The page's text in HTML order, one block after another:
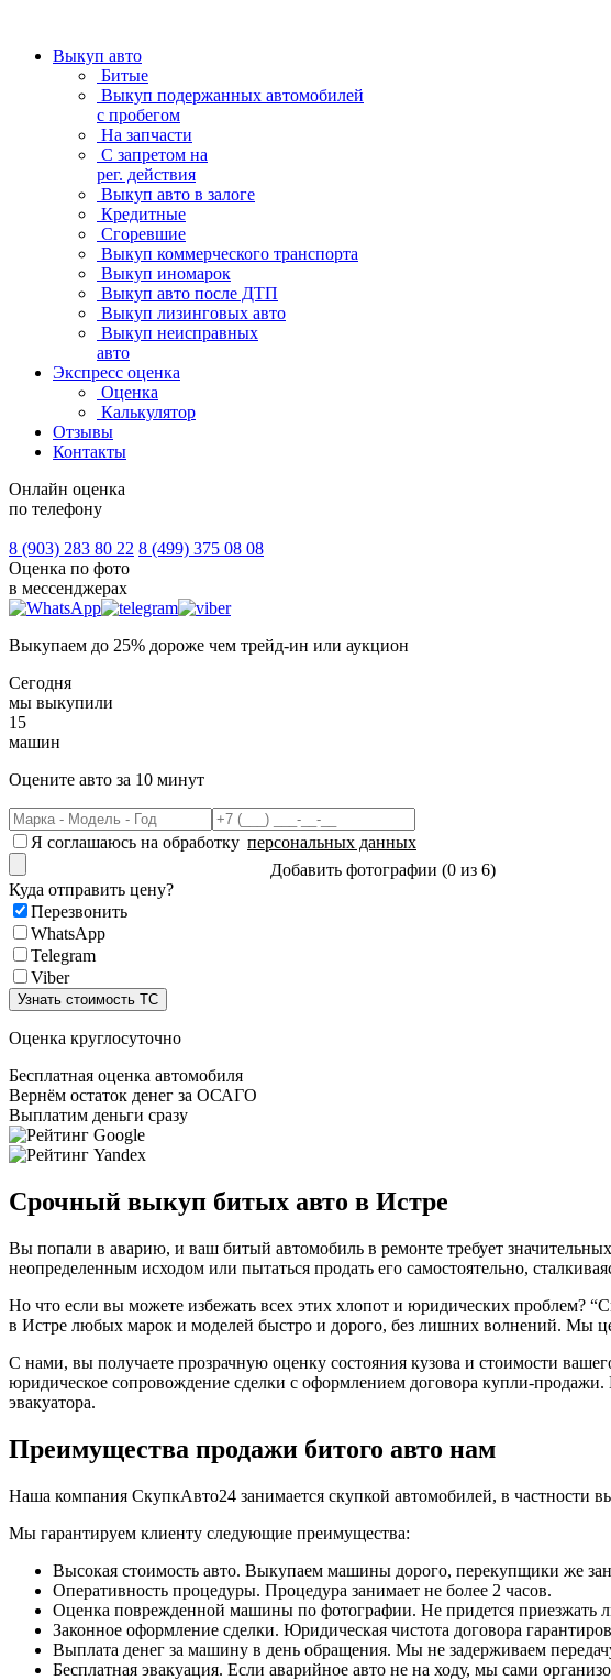
Выкуп авто
Битые
Выкуп подержанных автомобилей
с пробегом
На запчасти
С запретом на
рег. действия
Выкуп авто в залоге
Кредитные
Сгоревшие
Выкуп коммерческого транспорта
Выкуп иномарок
Выкуп авто после ДТП
Выкуп лизинговых авто
Выкуп неисправных
авто
Экспресс оценка
Оценка
Калькулятор
Отзывы
Контакты
Онлайн оценка
по телефону
8 (903) 283 80 22 8 (499) 375 08 08
Оценка по фото
в мессенджерах
Выкупаем до 25% дороже чем трейд-ин или аукцион
Сегодня
мы выкупили
1 5
машин
Оцените авто за 10 минут
Я соглашаюсь на обработку персональных данных
Добавить фотографии (0 из 6)
Куда отправить цену?
Перезвонить
WhatsApp
Telegram
Viber
Узнать стоимость ТС
Оценка круглосуточно
Бесплатная оценка автомобиля
Вернём остаток денег за ОСАГО
Выплатим деньги сразу
Срочный выкуп битых авто в Истре
Вы попали в аварию, и ваш битый автомобиль в ремонте требует
неопределенным исходом или пытаться продать его самостоятельно,
Но что если вы можете избежать всех этих хлопот и юридических проблем?
в Истре любых марок и моделей быстро и дорого, без лишних волнений. Мы
С нами, вы получаете прозрачную оценку состояния кузова и стоимости
юридическое сопровождение сделки с оформлением договора купли-
эвакуатора.
Преимущества продажи битого авто нам
Наша компания СкупкАвто24 занимается скупкой автомобилей, в частности
Мы гарантируем клиенту следующие преимущества:
Высокая стоимость авто. Выкупаем машины дорого, перекупщики же
Оперативность процедуры. Процедура занимает не более 2 часов.
Оценка поврежденной машины по фотографии. Не придется приезжать
Законное оформление сделки. Юридическая чистота договора
Выплата денег за машину в день обращения. Мы не задерживаем
Бесплатная эвакуация. Если аварийное авто не на ходу, мы сами